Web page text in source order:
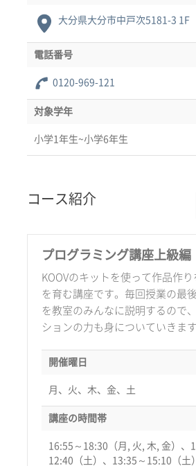
大分県大分市中戸次5181-3 1F
電話番号
0120-969-121
対象学年
小学1年生~小学6年生
コース紹介
プログラミング講座上級編
KOOVのキットを使って作品作
を育む講座です。毎回授業の最
を教室のみんなに説明するので
ションの力も身についていきます
開催曜日
月、火、木、金、土
講座の時間帯
16:55～18:30（月, 火, 木, 金）、
12:40（土）、13:35～15:10（土）